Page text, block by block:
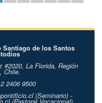
de los Santos
#2020, La Florida, Región
Chile.
2406 9500
(Seminario) -